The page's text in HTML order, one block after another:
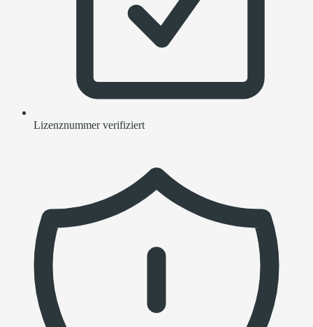
Lizenznummer verifiziert